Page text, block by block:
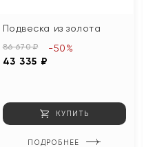
Подвеска из золота
86 670 ₽
43 335 ₽
-50%
КУПИТЬ
ПОДРОБНЕЕ